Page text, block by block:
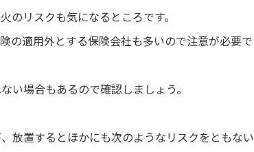
リスクも気になるところです。
の適用外とする保険会社も多いので注意が必要で
い場合もあるので確認しましょう。
放置するとほかにも次のようなリスクをともない